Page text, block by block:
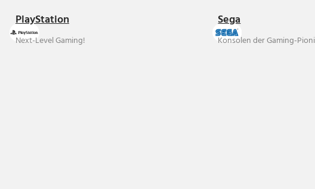
PlayStation
Next-Level Gaming!
Sega
Konsolen der Gaming-